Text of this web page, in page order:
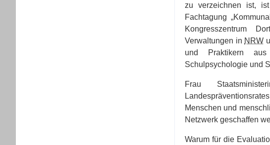
zu verzeichnen ist,
Fachtagung
Kongresszentrum
Verwaltungen in NRW
und Praktikern
Schulpsychologie und
Frau
Landespräventionsrates
Menschen und
Netzwerk geschaffen
Warum für die